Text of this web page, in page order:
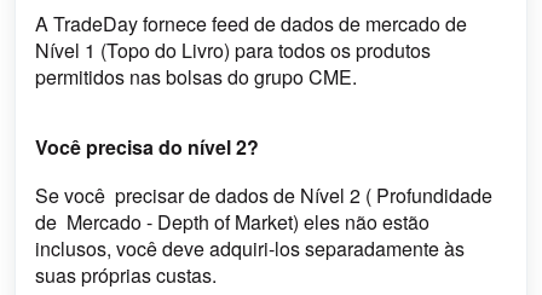
A TradeDay fornece feed de dados de mercado de
Nível 1 (Topo do Livro) para todos os produtos
permitidos nas bolsas do grupo CME.
Você precisa do nível 2?
Se você precisar de dados de Nível 2 ( Profundidade
de Mercado - Depth ofMarket) eles não estão
inclusos, você deve adquiri-losseparadamente às
suas próprias custas.